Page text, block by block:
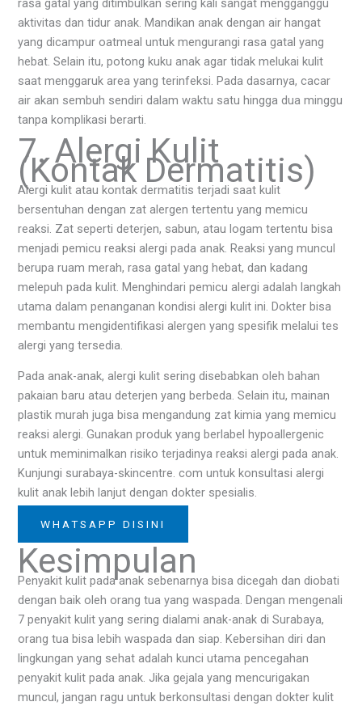
rasa gatal yang ditimbulkan sering kali sangat mengganggu
aktivitas dan tidur anak. Mandikan anak dengan air hangat
yang dicampur oatmeal untuk mengurangi rasa gatal yang
hebat. Selain itu, potong kuku anak agar tidak melukai kulit
saat menggaruk area yang terinfeksi. Pada dasarnya, cacar
air akan sembuh sendiri dalam waktu satu hingga dua minggu
tanpa komplikasi berarti.
7. Alergi Kulit
(Kontak Dermatitis)
Alergi kulit atau kontak dermatitis terjadi saat kulit
bersentuhan dengan zat alergen tertentu yang memicu
reaksi. Zat seperti deterjen, sabun, atau logam tertentu bisa
menjadi pemicu reaksi alergi pada anak. Reaksi yang muncul
berupa ruam merah, rasa gatal yang hebat, dan kadang
melepuh pada kulit. Menghindari pemicu alergi adalah langkah
utama dalam penanganan kondisi alergi kulit ini. Dokter bisa
membantu mengidentifikasi alergen yang spesifik melalui tes
alergi yang tersedia.
Pada anak-anak, alergi kulit sering disebabkan oleh bahan
pakaian baru atau deterjen yang berbeda. Selain itu, mainan
plastik murah juga bisa mengandung zat kimia yang memicu
reaksi alergi. Gunakan produk yang berlabel hypoallergenic
untuk meminimalkan risiko terjadinya reaksi alergi pada anak.
Kunjungi surabaya-skincentre. com untuk konsultasi alergi
kulit anak lebih lanjut dengan dokter spesialis.
WHATSAPP DISINI
Kesimpulan
Penyakit kulit pada anak sebenarnya bisa dicegah dan diobati
dengan baik oleh orang tua yang waspada. Dengan mengenali
7 penyakit kulit yang sering dialami anak-anak di Surabaya,
orang tua bisa lebih waspada dan siap. Kebersihan diri dan
lingkungan yang sehat adalah kunci utama pencegahan
penyakit kulit pada anak. Jika gejala yang mencurigakan
muncul, jangan ragu untuk berkonsultasi dengan dokter kulit